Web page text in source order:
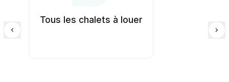
Tous les chalets à louer